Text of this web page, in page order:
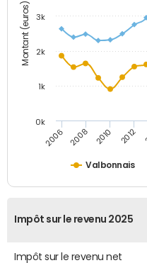
Montant (euros)
Valbonnais
2006 2008 2010 2012
0k
1k
2k
3k
Impôt sur le revenu 2025
Impôt sur le revenu net